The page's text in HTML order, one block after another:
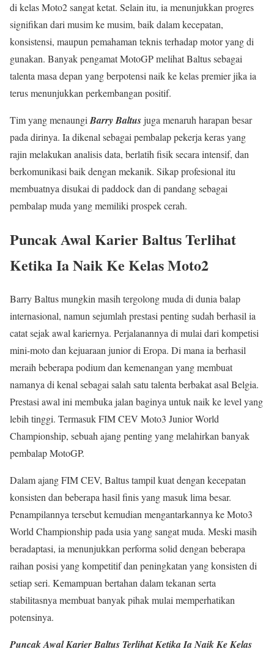
di kelas Moto2 sangat ketat. Selain itu, ia menunjukkan progres
signifikan dari musim ke musim, baik dalam kecepatan,
konsistensi, maupun pemahaman teknis terhadap motor yang di
gunakan. Banyak pengamat MotoGP melihat Baltus sebagai
talenta masa depan yang berpotensi naik ke kelas premier jika ia
terus menunjukkan perkembangan positif.
Tim yang menaungiBarry Baltusjuga menaruh harapan besar
pada dirinya. Ia dikenal sebagai pembalap pekerja keras yang
rajin melakukan analisis data, berlatih fisik secara intensif, dan
berkomunikasi baik dengan mekanik. Sikap profesional itu
membuatnya disukai di paddock dan di pandang sebagai
pembalap muda yang memiliki prospek cerah.
Puncak Awal Karier Baltus Terlihat
Ketika Ia Naik Ke Kelas Moto2
Barry Baltus mungkin masih tergolong muda di dunia balap
internasional, namun sejumlah prestasi penting sudah berhasil ia
catat sejak awal kariernya. Perjalanannya di mulai dari kompetisi
mini-moto dan kejuaraan junior di Eropa. Di mana ia berhasil
meraih beberapa podium dan kemenangan yang membuat
namanya di kenal sebagai salah satu talenta berbakat asal Belgia.
Prestasi awal ini membuka jalan baginya untuk naik ke level yang
lebih tinggi. Termasuk FIM CEV Moto3 Junior World
Championship, sebuah ajang penting yang melahirkan banyak
pembalap MotoGP.
Dalam ajang FIM CEV, Baltus tampil kuat dengan kecepatan
konsisten dan beberapa hasil finis yang masuk lima besar.
Penampilannya tersebut kemudian mengantarkannya ke Moto3
World Championship pada usia yang sangat muda. Meski masih
beradaptasi, ia menunjukkan performa solid dengan beberapa
raihan posisi yang kompetitif dan peningkatan yang konsisten di
setiap seri. Kemampuan bertahan dalam tekanan serta
stabilitasnya membuat banyak pihak mulai memperhatikan
potensinya.
Puncak Awal Karier Baltus Terlihat Ketika Ia Naik Ke Kelas